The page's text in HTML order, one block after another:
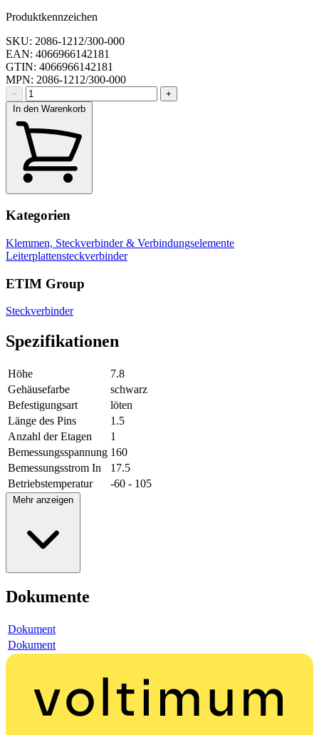
Produktkennzeichen
SKU: 2086-1212/300-000
EAN: 4066966142181
GTIN: 4066966142181
MPN: 2086-1212/300-000
−
+
In den Warenkorb
Kategorien
Klemmen, Steckverbinder & Verbindungselemente
Leiterplattensteckverbinder
ETIM Group
Steckverbinder
Spezifikationen
Höhe
7.8
Gehäusefarbe
schwarz
Befestigungsart
löten
Länge des Pins
1.5
Anzahl der Etagen
1
Bemessungsspannung 160
Bemessungsstrom In
17.5
Betriebstemperatur
-60 - 105
Mehr anzeigen
Dokumente
Dokument
Dokument